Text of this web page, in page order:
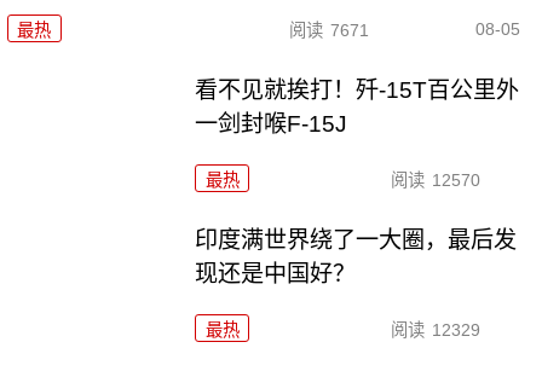
最热 阅读 7671 08-05
看不见就挨打！歼-15T百公里外
一剑封喉F-15J
最热 阅读 12570
印度满世界绕了一大圈，最后发
现还是中国好？
最热 阅读 12329